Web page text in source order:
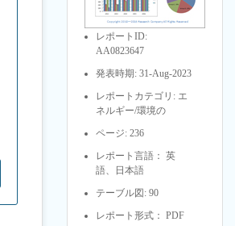
レポートID:
AA0823647
発表時期: 31-Aug-2023
レポートカテゴリ: エ
ネルギー/環境の
ページ: 236
レポート言語： 英
語、日本語
テーブル図: 90
レポート形式： PDF